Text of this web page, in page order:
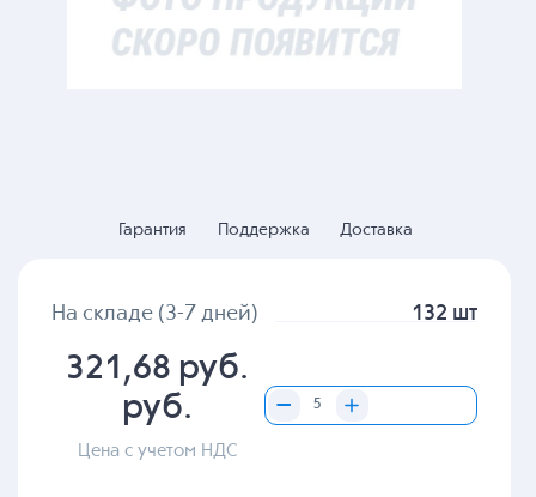
Гарантия Поддержка Доставка
На складе (3-7 дней) 132 шт
321,68 руб.
руб.
Цена с учетом НДС